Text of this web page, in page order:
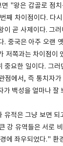
"왕은 갑골로 점
째 차이점이다. 다
이 곧 사제이다. 그
. 중국은 아주 오랜
저쪽과는 차이점이
중요한 일이다. 그
점에서, 즉 통치자
가 백성을 얼마나 잘
유적은 그냥 보면
강 유역들은 서로
에 좌우되었다." 환